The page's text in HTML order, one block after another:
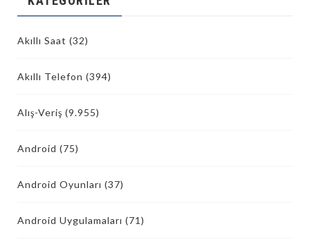
Akıllı Saat (32)
Akıllı Telefon (394)
Alış-Veriş (9.955)
Android (75)
Android Oyunları (37)
Android Uygulamaları (71)